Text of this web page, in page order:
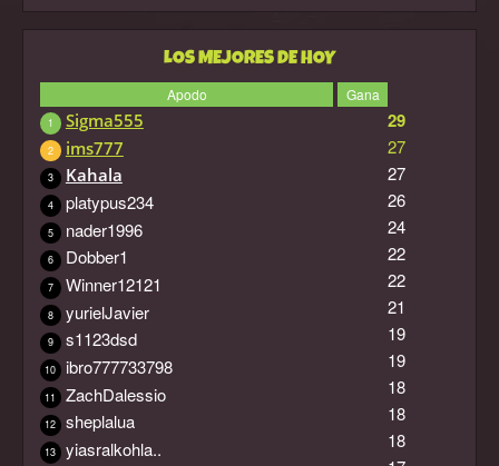
LOS MEJORES DE HOY
Apodo
Gana
1 Sigma555
2 ims777
3 Kahala
4 platypus234
5 nader1996
6 Dobber1
7 Winner12121
8 yurielJavier
9 s1123dsd
10 ibro777733798
11 ZachDalessio
12 sheplalua
13 yiasralkohla..
29
27
27
26
24
22
22
21
19
19
18
18
18